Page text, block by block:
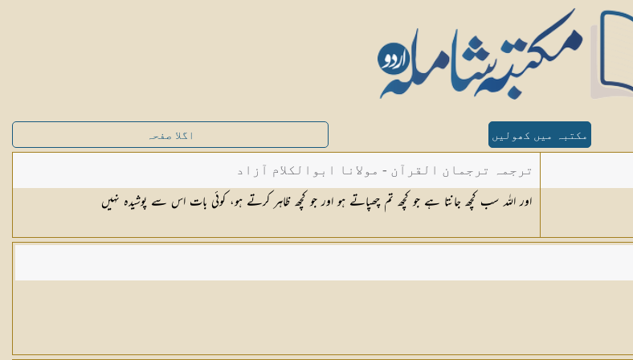
مکتبہ میں کھولیں اگلا صفحہ
ترجمہ ترجمان القرآن - مولانا ابوالکلام آزاد
اور اللہ سب کچھ جانتا ہے جو کچھ تم چھپاتے ہو اور جو کچھ ظاہر کرتے ہو، کوئی بات اس سے پوشیدہ نہیں